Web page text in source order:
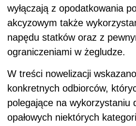
wyłączają z opodatkowania
akcyzowym także
napędu statków oraz z
ograniczeniami w żegludze.
W treści nowelizacji
konkretnych odbiorców,
polegające na wykorzystaniu
opałowych niektórych